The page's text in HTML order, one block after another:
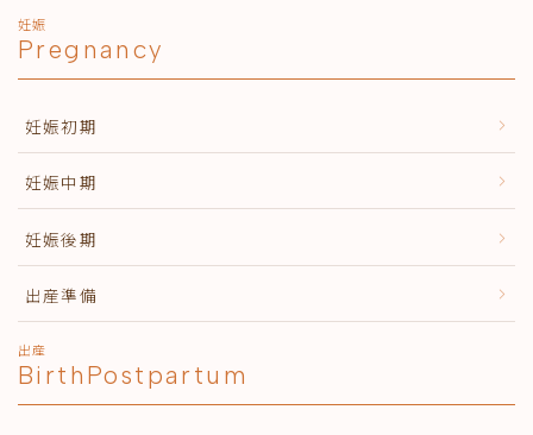
妊娠
Pregnancy
妊娠初期
妊娠中期
妊娠後期
出産準備
出産
BirthPostpartum